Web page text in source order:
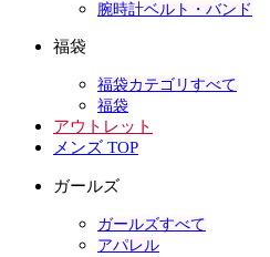
腕時計ベルト・バンド
福袋
福袋カテゴリすべて
福袋
アウトレット
メンズ TOP
ガールズ
ガールズすべて
アパレル